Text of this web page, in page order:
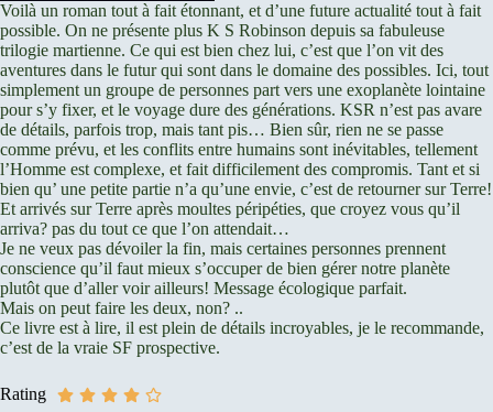
Voilà un roman tout à fait étonnant, et d’une future actualité tout à fait
possible. On ne présente plus K S Robinson depuis sa fabuleuse
trilogie martienne. Ce qui est bien chez lui, c’est que l’on vit des
aventures dans le futur qui sont dans le domaine des possibles. Ici, tout
simplement un groupe de personnes part vers une exoplanète lointaine
pour s’y fixer, et le voyage dure des générations. KSR n’est pas avare
de détails, parfois trop, mais tant pis… Bien sûr, rien ne se passe
comme prévu, et les conflits entre humains sont inévitables, tellement
l’Homme est complexe, et fait difficilement des compromis. Tant et si
bien qu’ une petite partie n’a qu’une envie, c’est de retourner sur Terre!
Et arrivés sur Terre après moultes péripéties, que croyez vous qu’il
arriva? pas du tout ce que l’on attendait…
Je ne veux pas dévoiler la fin, mais certaines personnes prennent
conscience qu’il faut mieux s’occuper de bien gérer notre planète
plutôt que d’aller voir ailleurs! Message écologique parfait.
Mais on peut faire les deux, non? ..
Ce livre est à lire, il est plein de détails incroyables, je le recommande,
c’est de la vraie SF prospective.
Rating